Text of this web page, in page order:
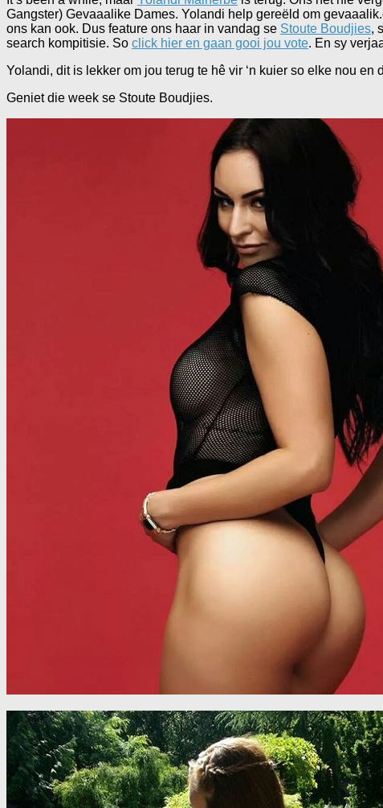
Gangster) Gevaaalike Dames. Yolandi help gereëld om
ons kan ook. Dus feature ons haar in vandag se Stoute Boudjies,
search kompitisie. So click hier en gaan gooi jou vote. En sy
Yolandi, dit is lekker om jou terug te hê vir ‘n kuier so elke nou en
Geniet die week se Stoute Boudjies.